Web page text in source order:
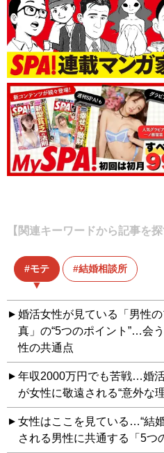
【関連キーワードから記事を探
モテ 結婚相談所
婚活女性が見ている「男性
真」の“5つのポイント”…会
性の共通点
年収2000万円でも苦戦…婚活
が女性に敬遠される“意外な
女性はここを見ている…“結
される男性に共通する「5つ